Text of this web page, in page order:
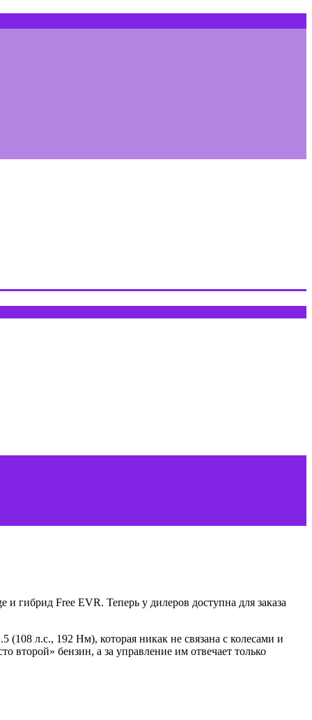
гибрид Free EVR. Теперь у дилеров доступна для заказа
(108 л.с., 192 Нм), которая никак не связана с колесами и
второй» бензин, а за управление им отвечает только